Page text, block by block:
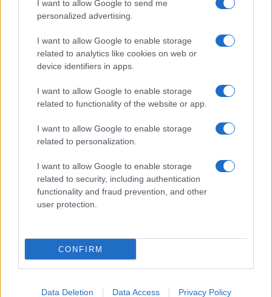
I want to allow Google to send me
personalized advertising.
I want to allow Google to enable storage
related to analytics like cookies on web or
device identifiers in apps.
I want to allow Google to enable storage
related to functionality of the website or app.
I want to allow Google to enable storage
related to personalization.
I want to allow Google to enable storage
related to security, including authentication
functionality and fraud prevention, and other
user protection.
CONFIRM
Data Deletion Data Access Privacy Policy
CHI SIAMO CONTATTI PUBBLICITÀ LAVORA CON NOI
OTTO CHANNEL
Iscritto al Registro degli Operatori di Comunicazione n. 37512
© Riproduzione Riservata – Ne è consentita esclusivamente una
riproduzione parziale con citazione della fonte corretta